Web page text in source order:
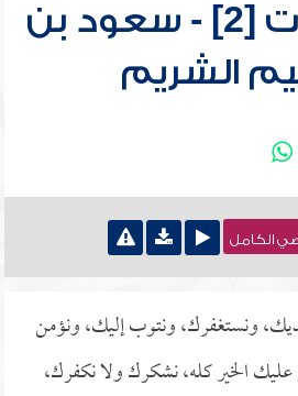
دعاء القنوت [2] - سعود بن
الشريم
الكامل
ونستغفرك، ونتوب إليك، ونؤمن
الخير كله، نشكرك ولا نكفرك،